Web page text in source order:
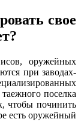
свое
оружейных
при заводах-
поселка
чтобы починить
есть оружейный